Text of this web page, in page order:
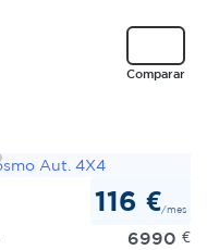
Comparar
116 €/mes
6990 €